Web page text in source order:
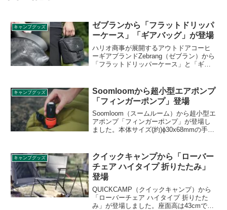
キャンプグッズ
ゼブランから「フラットドリッパ
ーケース」「ギアバッグ」が登場
ハリオ商事が展開するアウトドアコーヒ
ーギアブランドZebrang（ゼブラン）から
「フラットドリッパーケース」と「ギア
る便利なアイテムです。詳細をレビュー
します。
キャンプグッズ
Soomloomから超小型エアポンプ
「フィンガーポンプ」登場
Soomloom（スームルーム）から超小型エ
アポンプ「フィンガーポンプ」が登場し
ました。本体サイズ(約)ɸ30x68mmの手の
ブルマットを膨らませたり圧縮したりす
ることができます。詳細をレビューしま
す。
キャンプグッズ
クイックキャンプから「ローバー
チェア ハイタイプ 折りたたみ」
登場
QUICKCAMP（クイックキャンプ）から
「ローバーチェア ハイタイプ 折りたた
み」が登場しました。座面高は43cmで身